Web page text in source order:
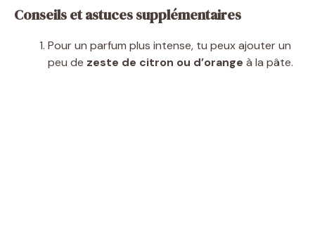
Conseils et astuces supplémentaires
Pour un parfum plus intense, tu peux ajouter un
peu de zeste de citron ou d’orange à la pâte.